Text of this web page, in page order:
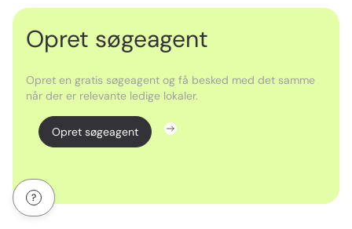
Opret søgeagent
Opret en gratis søgeagent og få besked med det samme
når der er relevante ledige lokaler.
Opret søgeagent